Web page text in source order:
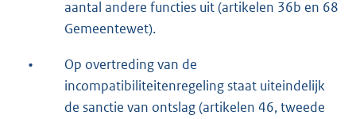
aantal andere functies uit (artikelen 36b en 68
Gemeentewet).
•
Op overtreding van de
incompatibiliteitenregeling staat uiteindelijk
de sanctie van ontslag (artikelen 46, tweede